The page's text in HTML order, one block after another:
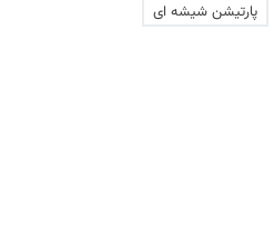
پارتیشن شیشه ای